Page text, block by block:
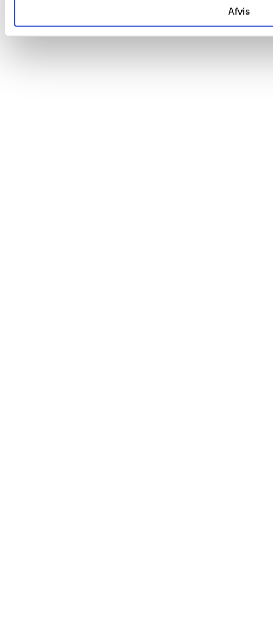
Afvis